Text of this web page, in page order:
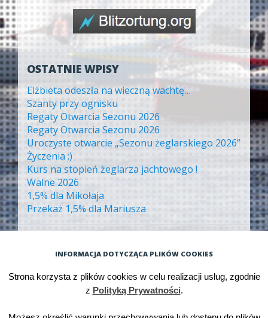
OSTATNIE WPISY
Elżbieta odeszła na wieczną wachtę…
Szanty przy ognisku
Regaty Otwarcia Sezonu 2026
Regaty Otwarcia Sezonu 2026
Uroczyste otwarcie „Sezonu żeglarskiego 2026”
Życzenia :)
Kurs na stopień żeglarza jachtowego !
Walne 2026
1,5% dla Mikołaja
Przekaż 1,5% dla Mariusza
INFORMACJA DOTYCZĄCA PLIKÓW COOKIES
Strona korzysta z plików cookies w celu realizacji usług, zgodnie
z Polityką Prywatności.